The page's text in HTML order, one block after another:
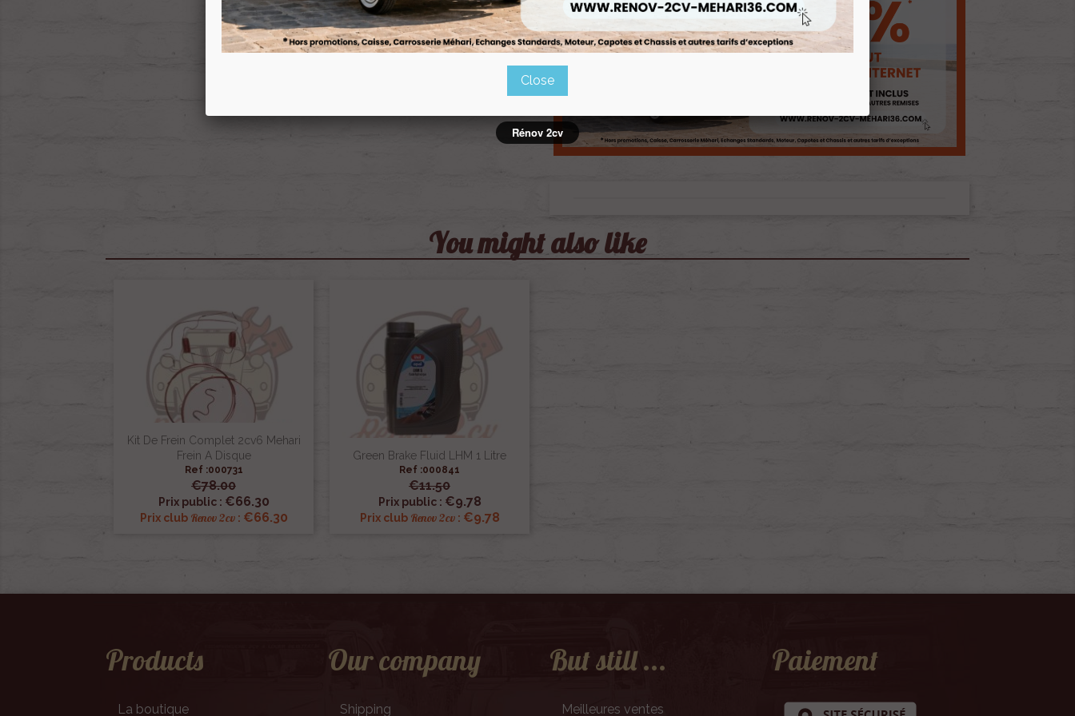
You might also like
Kit De Frein Complet 2cv6 Mehari
Frein A Disque
Ref :000731
€78.00
Prix public : €66.30
Prix club Renov 2cv: €66.30
 Quick view
Green Brake Fluid LHM 1 Litre
Ref :000841
€11.50
Prix public : €9.78
Prix club Renov 2cv: €9.78
 Quick view
Products
La boutique
Our company
Shipping
But still ...
Meilleures ventes
Paiement
Close
Rénov 2cv